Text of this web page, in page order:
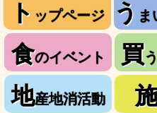
ト ップページ う ま
食のイベント 買
地産地消活動